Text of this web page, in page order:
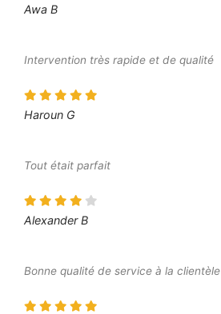
Awa B
Intervention très rapide et de qualité
Haroun G
Tout était parfait
Alexander B
Bonne qualité de service à la clientèle